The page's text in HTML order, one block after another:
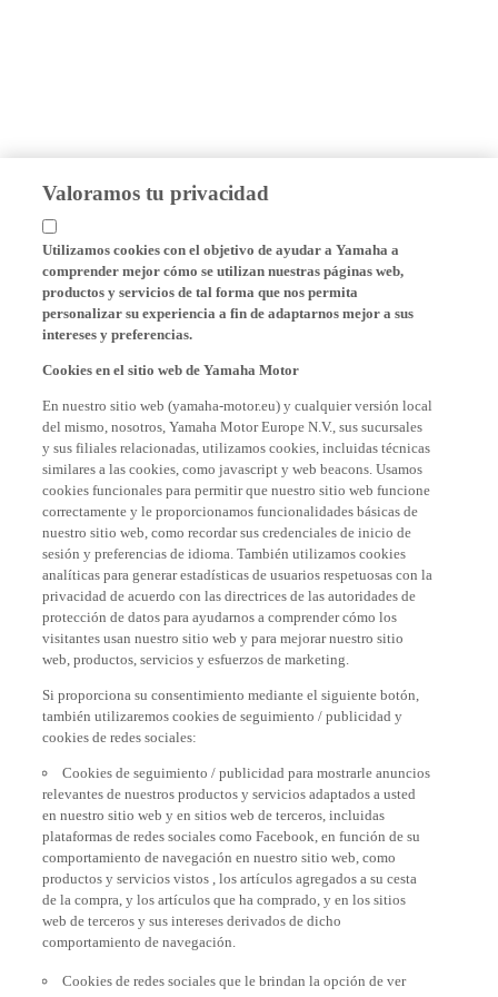
Valoramos tu privacidad
Utilizamos cookies con el objetivo de ayudar a Yamaha a
comprender mejor cómo se utilizan nuestras páginas web,
productos y servicios de tal forma que nos permita
personalizar su experiencia a fin de adaptarnos mejor a sus
intereses y preferencias.
del mismo, nosotros, Yamaha Motor Europe N.V., sus sucursales
y sus filiales relacionadas, utilizamos cookies, incluidas técnicas
similares a las cookies, como javascript y web beacons. Usamos
cookies funcionales para permitir que nuestro sitio web funcione
correctamente y le proporcionamos funcionalidades básicas de
nuestro sitio web, como recordar sus credenciales de inicio de
sesión y preferencias de idioma. También utilizamos cookies
analíticas para generar estadísticas de usuarios respetuosas con la
privacidad de acuerdo con las directrices de las autoridades de
protección de datos para ayudarnos a comprender cómo los
visitantes usan nuestro sitio web y para mejorar nuestro sitio
web, productos, servicios y esfuerzos de marketing.
también utilizaremos cookies de seguimiento / publicidad y
cookies de redes sociales:
relevantes de nuestros productos y servicios adaptados a usted
en nuestro sitio web y en sitios web de terceros, incluidas
plataformas de redes sociales como Facebook, en función de su
comportamiento de navegación en nuestro sitio web, como
productos y servicios vistos , los artículos agregados a su cesta
de la compra, y los artículos que ha comprado, y en los sitios
web de terceros y sus intereses derivados de dicho
comportamiento de navegación.
videos en nuestro sitio web (por ejemplo, YouTube) y también